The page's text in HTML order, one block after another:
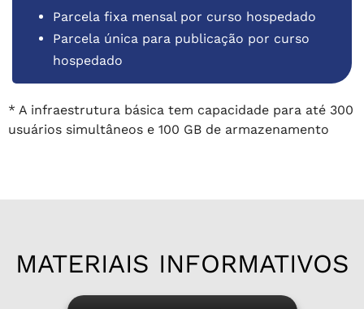
Parcela fixa mensal por curso hospedado
Parcela única para publicação por curso
hospedado
* A infraestrutura básica tem capacidade para até 300
usuários simultâneos e 100 GB de armazenamento
MATERIAIS INFORMATIVOS